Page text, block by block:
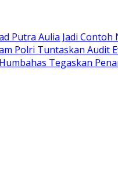
Putra Aulia Jadi Contoh
Polri Tuntaskan Audit
Tegaskan